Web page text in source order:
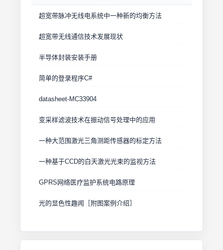
超宽带脉冲无线电系统中一种新的均衡方法
超宽带无线通信技术发展现状
半导体封装安装手册
简单的登录程序C#
datasheet-MC33904
变采样滤波技术在振动信号处理中的应用
一种大范围激光三角测距传感器的标定方法
一种基于CCD的白天激光光束的监视方法
GPRS网络医疗监护系统电路原理
光的显色性趣闻［附图案例介绍］